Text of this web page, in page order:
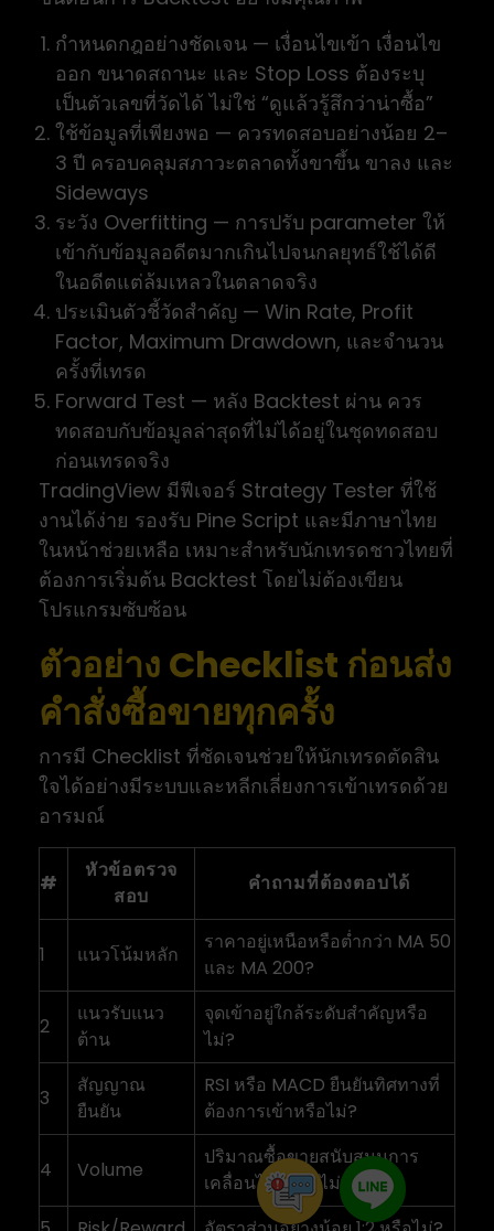
กำหนดกฎอย่างชัดเจน — เงื่อนไขเข้า เงื่อนไข
ออก ขนาดสถานะ และ Stop Loss ต้องระบุ
เป็นตัวเลขที่วัดได้ ไม่ใช่ “ดูแล้วรู้สึกว่าน่าซื้อ”
ใช้ข้อมูลที่เพียงพอ — ควรทดสอบอย่างน้อย 2–
3 ปี ครอบคลุมสภาวะตลาดทั้งขาขึ้น ขาลง และ
Sideways
ระวัง Overfitting — การปรับ parameter ให้
เข้ากับข้อมูลอดีตมากเกินไปจนกลยุทธ์ใช้ได้ดี
ในอดีตแต่ล้มเหลวในตลาดจริง
ประเมินตัวชี้วัดสำคัญ — Win Rate, Profit
Factor, Maximum Drawdown, และจำนวน
ครั้งที่เทรด
Forward Test — หลัง Backtest ผ่าน ควร
ทดสอบกับข้อมูลล่าสุดที่ไม่ได้อยู่ในชุดทดสอบ
ก่อนเทรดจริง
TradingView มีฟีเจอร์ Strategy Tester ที่ใช้
งานได้ง่าย รองรับ Pine Script และมีภาษาไทย
ในหน้าช่วยเหลือ เหมาะสำหรับนักเทรดชาวไทยที่
ต้องการเริ่มต้น Backtest โดยไม่ต้องเขียน
โปรแกรมซับซ้อน
ตัวอย่าง Checklist ก่อนส่ง
คำสั่งซื้อขายทุกครั้ง
การมี Checklist ที่ชัดเจนช่วยให้นักเทรดตัดสิน
ใจได้อย่างมีระบบและหลีกเลี่ยงการเข้าเทรดด้วย
อารมณ์
#
หัวข้อตรวจ
สอบ
คำถามที่ต้องตอบได้
1 แนวโน้มหลัก
ราคาอยู่เหนือหรือต่ำกว่า MA 50
และ MA 200?
2
แนวรับแนว
ต้าน
จุดเข้าอยู่ใกล้ระดับสำคัญหรือ
ไม่?
3
สัญญาณ
ยืนยัน
RSI หรือ MACD ยืนยันทิศทางที่
ต้องการเข้าหรือไม่?
4 Volume
ปริมาณซื้อขายสนับสนุนการ
เคลื่อนไหวหรือไม่?